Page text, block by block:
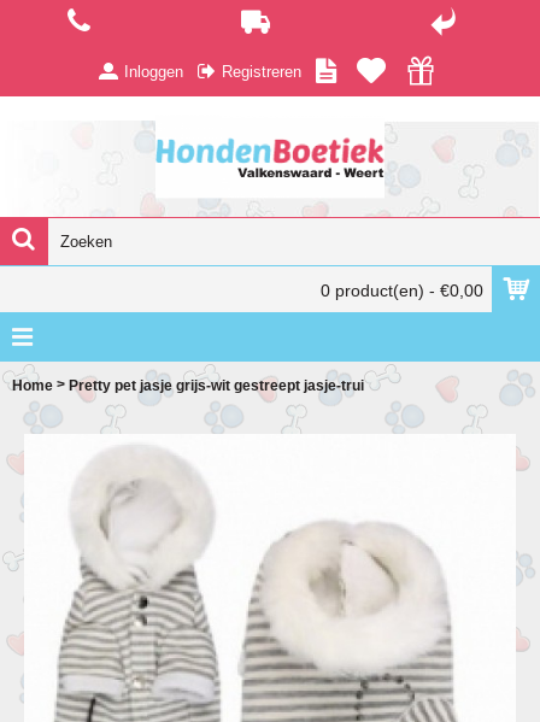
Inloggen Registreren
0 product(en) - €0,00
Home > Pretty pet jasje grijs-wit gestreept jasje-trui